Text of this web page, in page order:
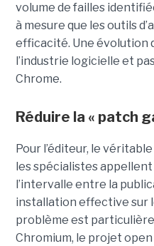
volume de failles
à mesure que les outils
efficacité. Une évolution
l’industrie logicielle et
Chrome.
Réduire la « patch
Pour l’éditeur, le
les spécialistes appellent
l’intervalle entre la
installation effective sur
problème est
Chromium, le projet